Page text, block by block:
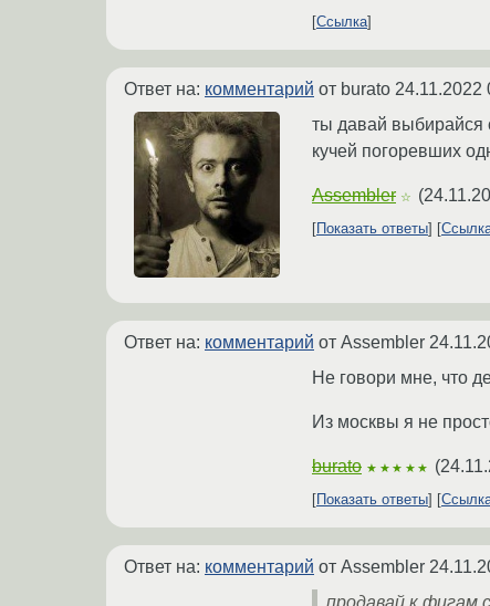
Ссылка
Ответ на: комментарий от burato 24.11.2022
ты давай выбирайся
кучей погоревших
Assembler ☆ (
Показать ответы
Ответ на: комментарий от Assembler
Не говори мне, что
Из москвы я не
burato ★★★★★ (
Показать ответы
Ответ на: комментарий от Assembler